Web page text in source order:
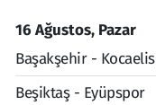
16 Ağustos, Pazar
Başakşehir -
Beşiktaş - Eyüpspor